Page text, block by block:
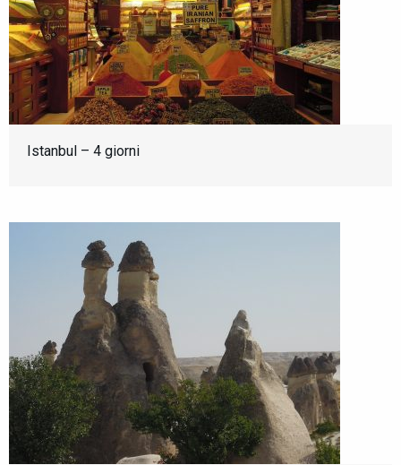
Istanbul – 4 giorni